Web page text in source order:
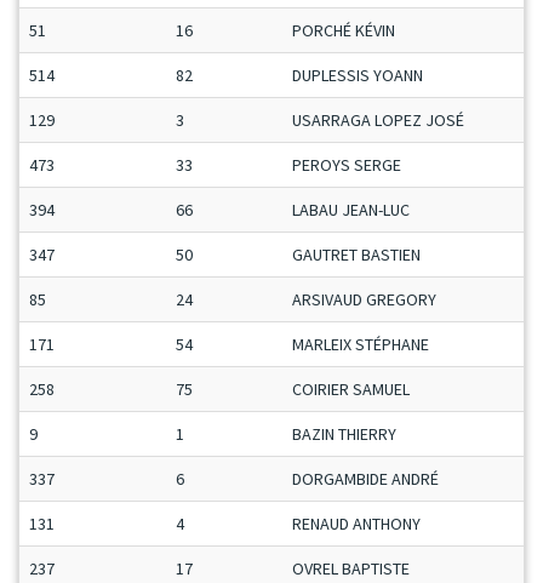
51 16 PORCHÉ KÉVIN
514 82 DUPLESSIS YOANN
129 3 USARRAGA LOPEZ JOSÉ
473 33 PEROYS SERGE
394 66 LABAU JEAN-LUC
347 50 GAUTRET BASTIEN
85 24 ARSIVAUD GREGORY
171 54 MARLEIX STÉPHANE
258 75 COIRIER SAMUEL
9 1 BAZIN THIERRY
337 6 DORGAMBIDE ANDRÉ
131 4 RENAUD ANTHONY
237 17 OVREL BAPTISTE